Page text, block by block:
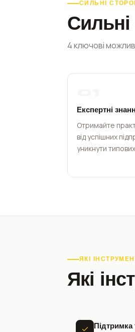
СИЛЬНІ
4 ключові
Експертні
Отримайте
від успішних
уникнути
ЯКІ
Які
Підтримка